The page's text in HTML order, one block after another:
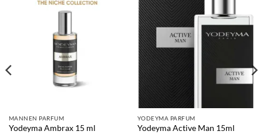
MANNEN PARFUM
Yodeyma Ambrax 15 ml
YODEYMA PARFUM
Yodeyma Active Man 15ml